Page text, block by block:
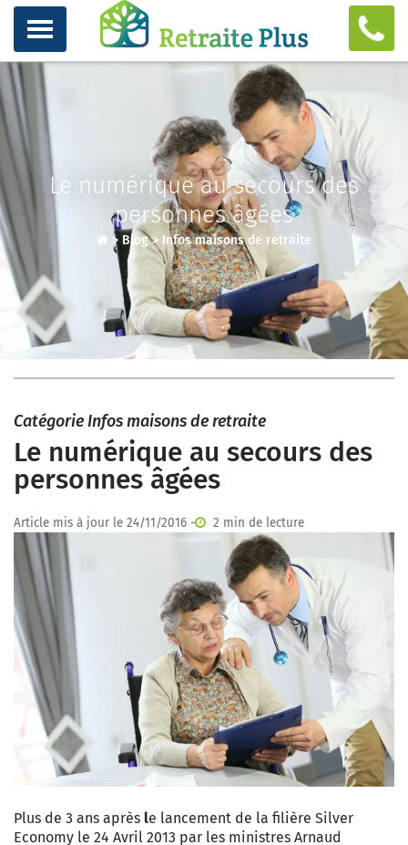
Le numérique au secours des
personnes âgées
> Blog> Infos maisons de retraite
Catégorie Infos maisons de retraite
Le numérique au secours des
personnes âgées
Article mis à jour le 24/11/2016 - 2 min de lecture
Plus de 3 ans après le lancement de la filière Silver
Economy le 24 Avril 2013 par les ministres Arnaud